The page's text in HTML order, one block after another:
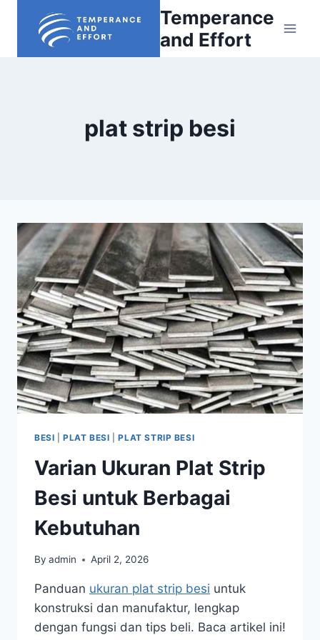
Temperance
and Effort
plat strip besi
BESI |PLAT BESI |PLAT STRIP BESI
Varian Ukuran Plat Strip
Besi untuk Berbagai
Kebutuhan
By admin April 2, 2026
Panduan ukuran plat strip besi untuk
konstruksi dan manufaktur, lengkap
dengan fungsi dan tips beli. Baca artikel ini!